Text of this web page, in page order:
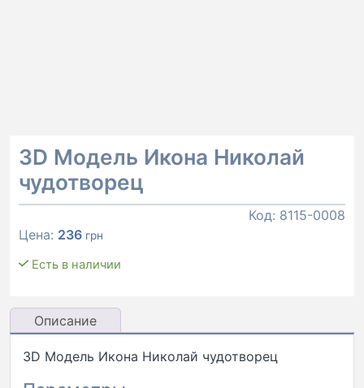
3D Модель Икона Николай
чудотворец
Код: 8115-0008
Цена: 236 грн
Есть в наличии
Описание
3D Модель Икона Николай чудотворец